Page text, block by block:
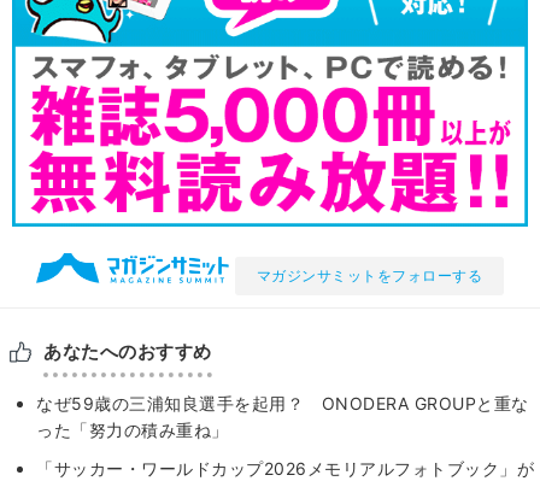
マガジンサミットをフォローする
あなたへのおすすめ
なぜ59歳の三浦知良選手を起用？ ONODERA GROUPと重な
った「努力の積み重ね」
「サッカー・ワールドカップ2026メモリアルフォトブック」が